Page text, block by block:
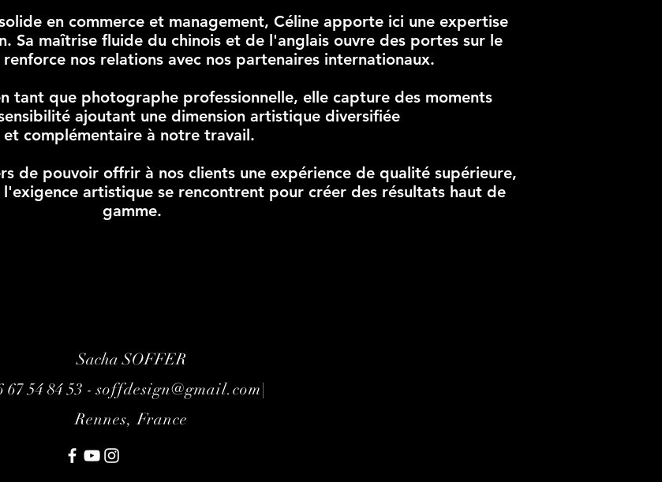
en commerce et management, Céline apporte ici une expertise
Sa maîtrise fluide du chinois et de l'anglais ouvre des portes sur le
nos relations avec nos partenaires internationaux.
tant que photographe professionnelle, elle capture des moments
ajoutant une dimension artistique diversifiée
et complémentaire à notre travail.
de pouvoir offrir à nos clients une expérience de qualité supérieure,
artistique se rencontrent pour créer des résultats haut de
gamme.
Sacha SOFFER
67 54 84 53 -soffdesign@gmail.com|
Rennes, France